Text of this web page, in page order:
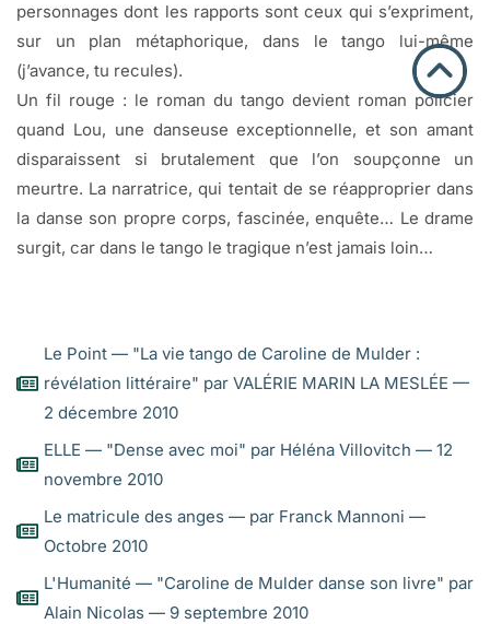
personnages dont les rapports sont ceux qui s’expriment,
sur un plan métaphorique, dans le tango lui-même
(j’avance, tu recules).
Un fil rouge : le roman du tango devient roman policier
quand Lou, une danseuse exceptionnelle, et son amant
disparaissent si brutalement que l’on soupçonne un
meurtre. La narratrice, qui tentait de se réapproprier dans
la danse son propre corps, fascinée, enquête… Le drame
surgit, car dans le tango le tragique n’est jamais loin…
Le Point — "La vie tango de Caroline de Mulder :
révélation littéraire" par VALÉRIE MARIN LA MESLÉE —
2 décembre 2010
ELLE — "Dense avec moi" par Héléna Villovitch — 12
novembre 2010
Le matricule des anges — par Franck Mannoni —
Octobre 2010
L'Humanité — "Caroline de Mulder danse son livre" par
Alain Nicolas — 9 septembre 2010